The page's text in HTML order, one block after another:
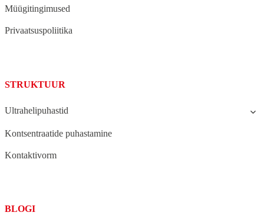
Müügitingimused
Privaatsuspoliitika
STRUKTUUR
Ultrahelipuhastid
Kontsentraatide puhastamine
Kontaktivorm
BLOGI